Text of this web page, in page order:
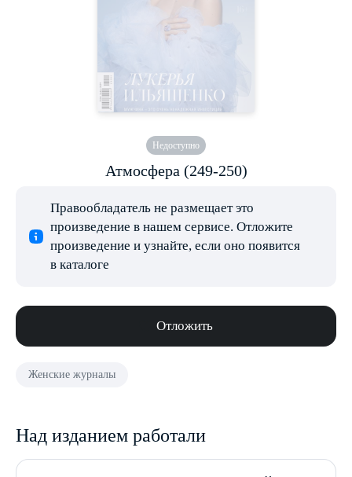
Недоступно
Атмосфера (249-250)
Правообладатель не размещает это
произведение в нашем сервисе. Отложите
произведение и узнайте, если оно появится
в каталоге
Отложить
Женские журналы
Над изданием работали